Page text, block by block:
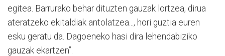
egitea. Barrurako behar dituzten gauzak lortzea, dirua
ateratzeko ekitaldiak antolatzea..., hori guztia euren
esku geratu da. Dagoeneko hasi dira lehendabiziko
gauzak ekartzen”.